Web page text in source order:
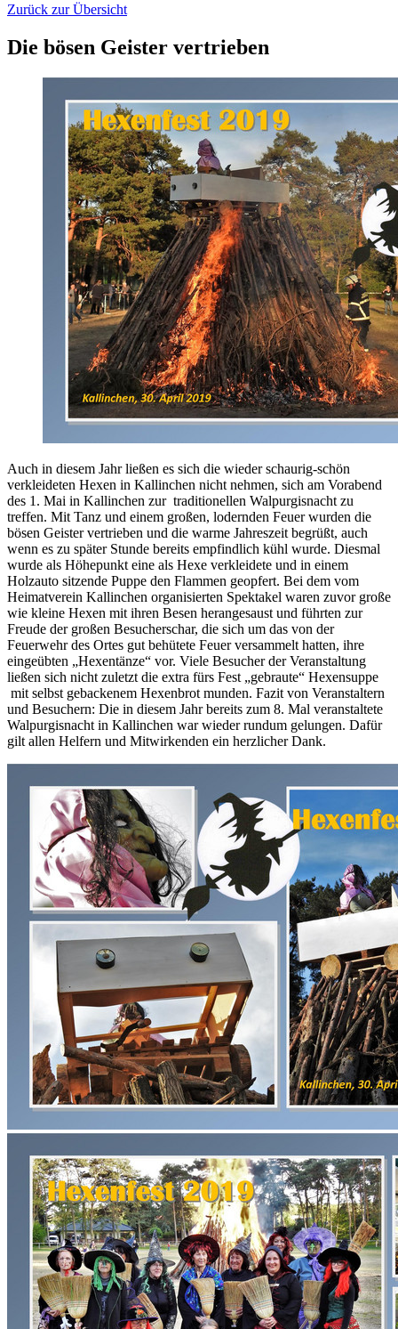
Zurück zur Übersicht
Die bösen Geister vertrieben
Auch in diesem Jahr ließen es sich die wieder schaurig-schön
verkleideten Hexen in Kallinchen nicht nehmen, sich am Vorabend
des 1. Mai in Kallinchen zur traditionellen Walpurgisnacht zu
treffen. Mit Tanz und einem großen, lodernden Feuer wurden die
bösen Geister vertrieben und die warme Jahreszeit begrüßt, auch
wenn es zu später Stunde bereits empfindlich kühl wurde. Diesmal
wurde als Höhepunkt eine als Hexe verkleidete und in einem
Holzauto sitzende Puppe den Flammen geopfert. Bei dem vom
Heimatverein Kallinchen organisierten Spektakel waren zuvor große
wie kleine Hexen mit ihren Besen herangesaust und führten zur
Freude der großen Besucherschar, die sich um das von der
Feuerwehr des Ortes gut behütete Feuer versammelt hatten, ihre
eingeübten „Hexentänze“ vor. Viele Besucher der Veranstaltung
ließen sich nicht zuletzt die extra fürs Fest „gebraute“ Hexensuppe
mit selbst gebackenem Hexenbrot munden. Fazit von Veranstaltern
und Besuchern: Die in diesem Jahr bereits zum 8. Mal veranstaltete
Walpurgisnacht in Kallinchen war wieder rundum gelungen. Dafür
gilt allen Helfern und Mitwirkenden ein herzlicher Dank.